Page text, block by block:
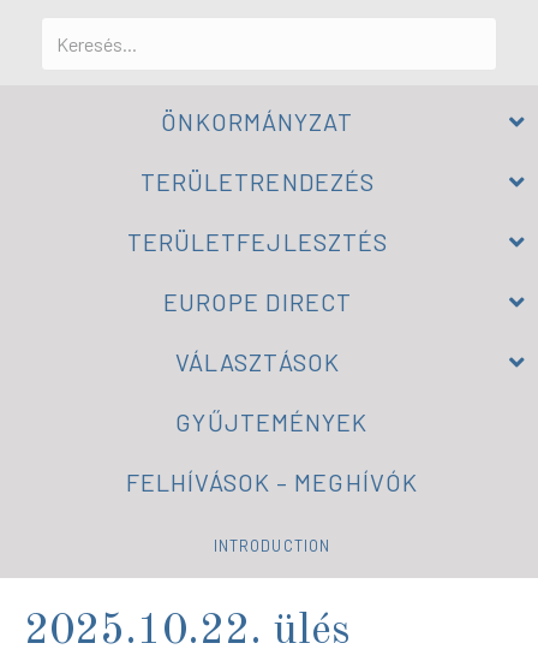
ÖNKORMÁNYZAT
TERÜLETRENDEZÉS
TERÜLETFEJLESZTÉS
EUROPE DIRECT
VÁLASZTÁSOK
GYŰJTEMÉNYEK
FELHÍVÁSOK – MEGHÍVÓK
INTRODUCTION
2025.10.22. ülés